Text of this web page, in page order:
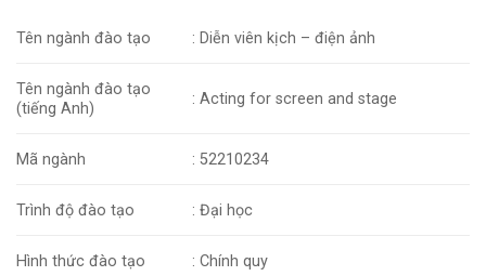
Tên ngành đào tạo : Diễn viên kịch – điện ảnh
Tên ngành đào tạo
(tiếng Anh)
: Acting for screen and stage
Mã ngành : 52210234
Trình độ đào tạo : Đại học
Hình thức đào tạo : Chính quy